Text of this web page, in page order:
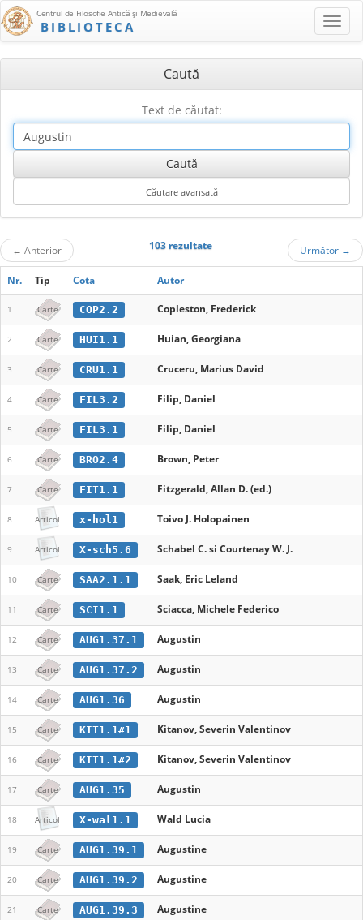
Centrul de Filosofie Antică şi Medievală
BIBLIOTECA
Caută
Text de căutat:
← Anterior 103 rezultate Următor →
Nr. Tip Cota Autor
1 Carte COP2.2 Copleston, Frederick
2 Carte HUI1.1 Huian, Georgiana
3 Carte CRU1.1 Cruceru, Marius David
4 Carte FIL3.2 Filip, Daniel
5 Carte FIL3.1 Filip, Daniel
6 Carte BRO2.4 Brown, Peter
7 Carte FIT1.1 Fitzgerald, Allan D. (ed.)
8 Articol x-hol1 Toivo J. Holopainen
9 Articol X-sch5.6 Schabel C. si Courtenay W. J.
10 Carte SAA2.1.1 Saak, Eric Leland
11 Carte SCI1.1 Sciacca, Michele Federico
12 Carte AUG1.37.1 Augustin
13 Carte AUG1.37.2 Augustin
14 Carte AUG1.36 Augustin
15 Carte KIT1.1#1 Kitanov, Severin Valentinov
16 Carte KIT1.1#2 Kitanov, Severin Valentinov
17 Carte AUG1.35 Augustin
18 Articol X-wal1.1 Wald Lucia
19 Carte AUG1.39.1 Augustine
20 Carte AUG1.39.2 Augustine
21 Carte AUG1.39.3 Augustine